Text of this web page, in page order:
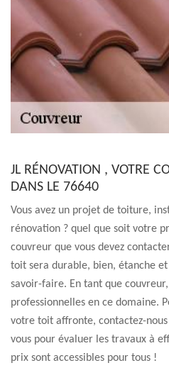
JL RÉNOVATION , VOTRE
DANS LE 76640
Vous avez un projet de toiture,
rénovation ? quel que soit votre
couvreur que vous devez
toit sera durable, bien, étanche
savoir-faire. En tant que
professionnelles en ce domaine.
votre toit affronte, contactez-
vous pour évaluer les travaux à
prix sont accessibles pour tous !